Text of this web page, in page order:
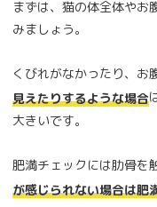
まずは、猫の体全体やお
みましょう。
くびれがなかったり、お
見えたりするような場合
大きいです。
肥満チェックには肋骨を
が感じられない場合は肥